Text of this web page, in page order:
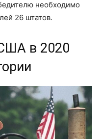
необходимо
26 штатов.
в 2020